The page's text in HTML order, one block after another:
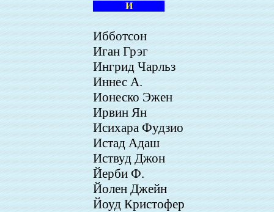
И
Ибботсон
Иган Грэг
Ингрид Чарльз
Иннес А.
Ионеско Эжен
Ирвин Ян
Исихара Фудзио
Истад Адаш
Иствуд Джон
Йерби Ф.
Йолен Джейн
Йоуд Кристофер